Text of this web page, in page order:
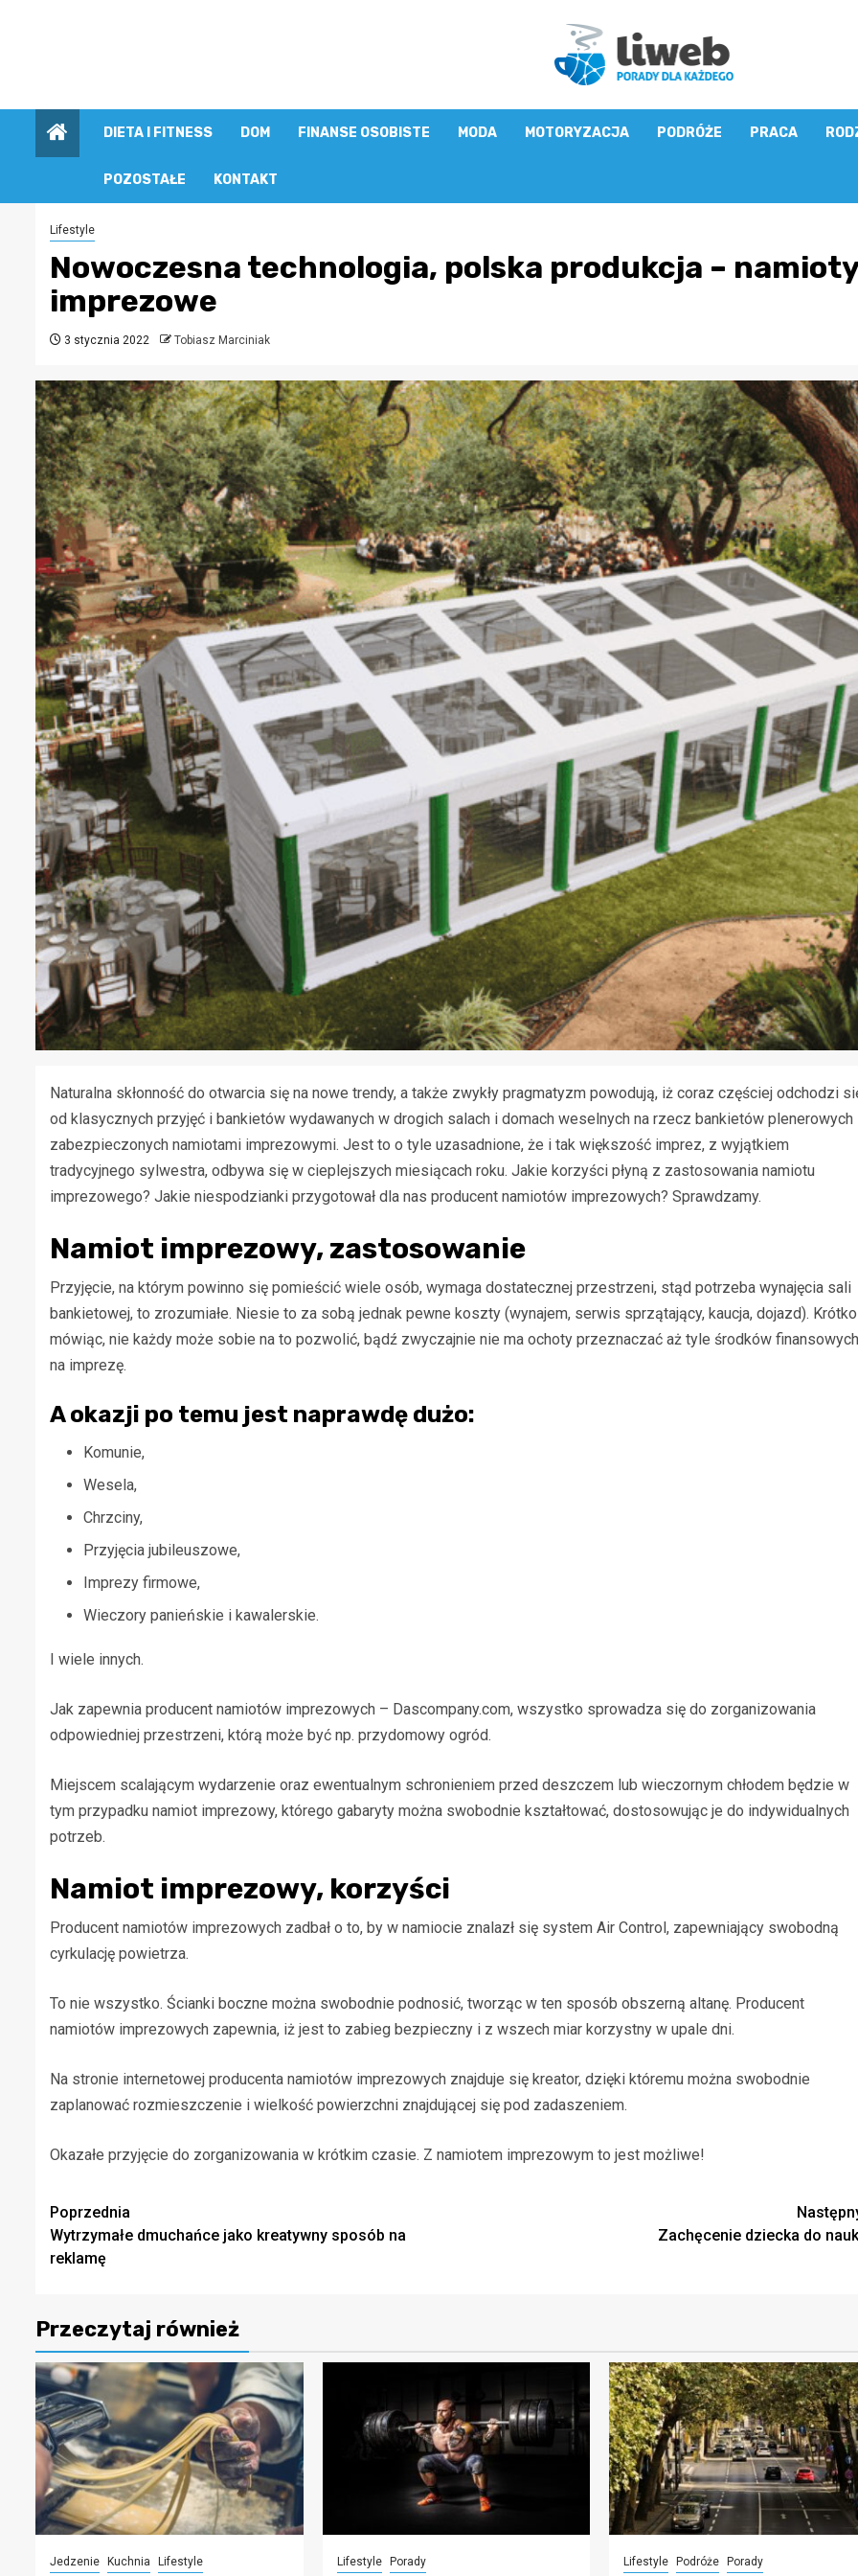
DIETA I FITNESS DOM FINANSE OSOBISTE MODA MOTORYZACJA PODRÓŻE PRACA
POZOSTAŁE KONTAKT
Lifestyle
Nowoczesna technologia, polska produkcja – namioty
imprezowe
3 stycznia 2022 Tobiasz Marciniak
Naturalna skłonność do otwarcia się na nowe trendy, a także zwykły pragmatyzm powodują, iż coraz częściej odchodzi
od klasycznych przyjęć i bankietów wydawanych w drogich salach i domach weselnych na rzecz bankietów plenerowych
zabezpieczonych namiotami imprezowymi. Jest to o tyle uzasadnione, że i tak większość imprez, z wyjątkiem
tradycyjnego sylwestra, odbywa się w cieplejszych miesiącach roku. Jakie korzyści płyną z zastosowania namiotu
imprezowego? Jakie niespodzianki przygotował dla nas producent namiotów imprezowych? Sprawdzamy.
Namiot imprezowy, zastosowanie
Przyjęcie, na którym powinno się pomieścić wiele osób, wymaga dostatecznej przestrzeni, stąd potrzeba wynajęcia sali
bankietowej, to zrozumiałe. Niesie to za sobą jednak pewne koszty (wynajem, serwis sprzątający, kaucja, dojazd). Krótko
mówiąc, nie każdy może sobie na to pozwolić, bądź zwyczajnie nie ma ochoty przeznaczać aż tyle środków finansowych
na imprezę.
A okazji po temu jest naprawdę dużo:
Komunie,
Wesela,
Chrzciny,
Przyjęcia jubileuszowe,
Imprezy firmowe,
Wieczory panieńskie i kawalerskie.
I wiele innych.
Jak zapewnia producent namiotów imprezowych – Dascompany.com, wszystko sprowadza się do zorganizowania
odpowiedniej przestrzeni, którą może być np. przydomowy ogród.
Miejscem scalającym wydarzenie oraz ewentualnym schronieniem przed deszczem lub wieczornym chłodem będzie w
tym przypadku namiot imprezowy, którego gabaryty można swobodnie kształtować, dostosowując je do indywidualnych
potrzeb.
Namiot imprezowy, korzyści
Producent namiotów imprezowych zadbał o to, by w namiocie znalazł się system Air Control, zapewniający swobodną
cyrkulację powietrza.
To nie wszystko. Ścianki boczne można swobodnie podnosić, tworząc w ten sposób obszerną altanę. Producent
namiotów imprezowych zapewnia, iż jest to zabieg bezpieczny i z wszech miar korzystny w upale dni.
Na stronie internetowej producenta namiotów imprezowych znajduje się kreator, dzięki któremu można swobodnie
zaplanować rozmieszczenie i wielkość powierzchni znajdującej się pod zadaszeniem.
Okazałe przyjęcie do zorganizowania w krótkim czasie. Z namiotem imprezowym to jest możliwe!
Zobacz
wpisy
Poprzednia
Wytrzymałe dmuchańce jako kreatywny sposób na
reklamę
Zachęcenie dziecka do
Przeczytaj również
Jedzenie Kuchnia Lifestyle Lifestyle Porady Lifestyle Podróże Porady